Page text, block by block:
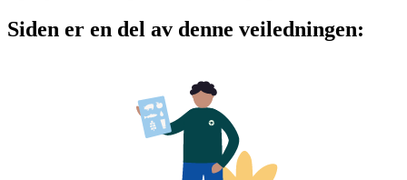
Siden er en del av denne veiledningen: